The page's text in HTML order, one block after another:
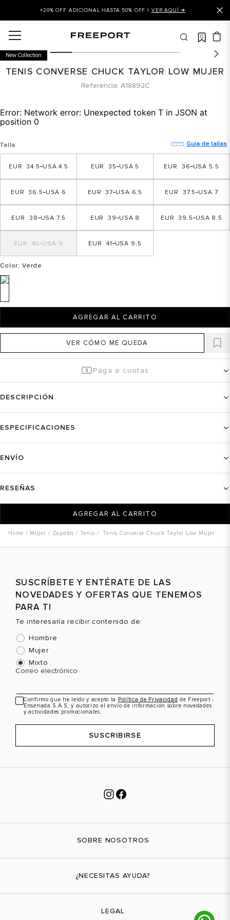
+20% OFF ADICIONAL HASTA 50% OFF | VER AQUÍ ➜
0
New Collection
TENIS CONVERSE CHUCK TAYLOR LOW MUJER
Referencia A18892C
Error: Network error: Unexpected token T in JSON at
position 0
Talla Guia de tallas
4.5
34.5 5
35 5.5
36
6
36.5 6.5
37 7
37.5
7.5
38 8
39 8.5
39.5
9
40 9.5
41
Color: Verde
AGREGAR AL CARRITO
VER CÓMO ME QUEDA
Paga a cuotas
DESCRIPCIÓN
ESPECIFICACIONES
ENVÍO
RESEÑAS
AGREGAR AL CARRITO
Mujer Zapatos Tenis Tenis Converse Chuck Taylor Low Mujer
SUSCRÍBETE Y ENTÉRATE DE LAS
NOVEDADES Y OFERTAS QUE TENEMOS
PARA TI
Te interesaría recibir contenido de:
Hombre
Mujer
Mixto
Correo electrónico
Confirmo que he leído y acepto la Política de Privacidad de Freeport -
Ensenada S.A.S, y autorizo el envío de información sobre novedades
y actividades promocionales.
SUSCRIBIRSE
SOBRE NOSOTROS
¿NECESITAS AYUDA?
LEGAL
balance
balance 327
klein
balance 574